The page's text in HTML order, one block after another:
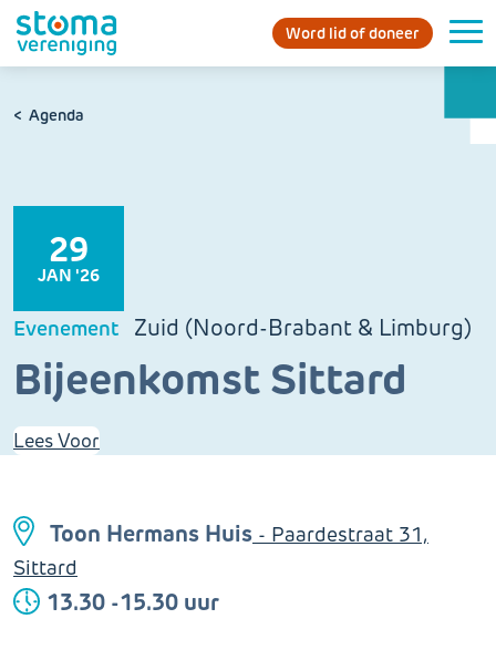
Word lid of doneer
Agenda
29
JAN '26
Evenement Zuid (Noord-Brabant & Limburg)
Bijeenkomst Sittard
Lees Voor
Toon Hermans Huis - Paardestraat 31,
Sittard
13.30 -15.30 uur